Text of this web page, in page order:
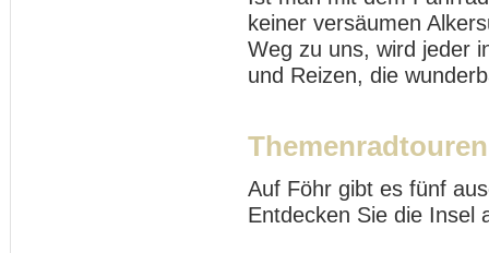
keiner versäumen
Weg zu uns, wird jeder
und Reizen, die
Themenradtouren
Auf Föhr gibt es fünf
Entdecken Sie die Insel